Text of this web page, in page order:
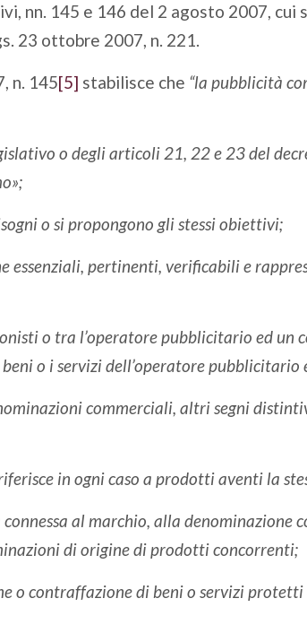
nn. 145 e 146 del 2 agosto 2007, cui
23 ottobre 2007, n. 221.
n. 145[5] stabilisce che “la pubblicità
o degli articoli 21, 22 e 23 del
o si propongono gli stessi obiettivi;
pertinenti, verificabili e
o tra l’operatore pubblicitario ed un
o i servizi dell’operatore pubblicitario
commerciali, altri segni
in ogni caso a prodotti aventi la
al marchio, alla denominazione
di origine di prodotti concorrenti;
o contraffazione di beni o servizi